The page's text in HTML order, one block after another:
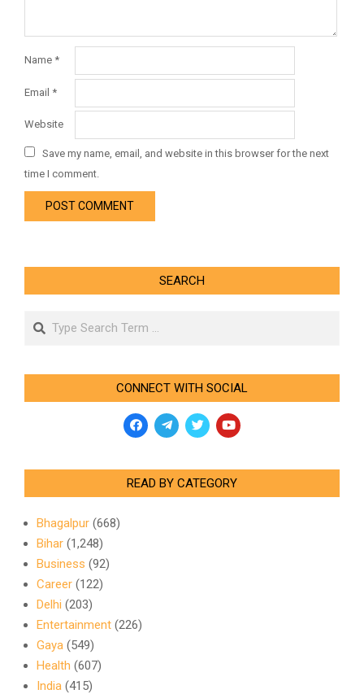
Name *
Email *
Website
Save my name, email, and website in this browser for the next
time I comment.
SEARCH
Search
CONNECT WITH SOCIAL
READ BY CATEGORY
Bhagalpur (668)
Bihar (1,248)
Business (92)
Career (122)
Delhi (203)
Entertainment (226)
Gaya (549)
Health (607)
India (415)